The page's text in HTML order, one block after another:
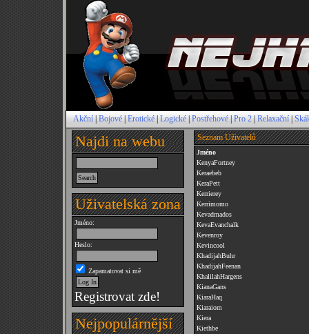
Akční|Bojové|Erotické|Logické|Postřehové|Pro 2|Relaxační|
Najdi na webu
Uživatelská zona
Jméno:
Heslo:
Zapamatovat si mě
Registrovat zde!
Nejpopulárnější
Seznam Uživatelů
Jméno
KenyaFortney
Keraebeb
KeraPett
Kerrierey
Kerrimomo
Kevadmados
KevaEvanchalk
Kevenroy
Kevincool
KhadijahBuhr
KhadijahFeenan
KhalilahHargens
KianaGans
KiaraHaq
Kiaraiom
Kiera
Kiethbe